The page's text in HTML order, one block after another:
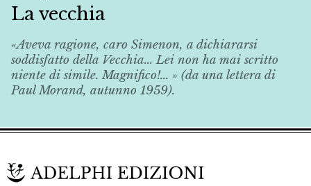
La vecchia
«Aveva ragione, caro Simenon, a dichiararsi
soddisfatto della Vecchia... Lei non ha mai scritto
niente di simile. Magnifico!... » (da una lettera di
Paul Morand, autunno 1959).